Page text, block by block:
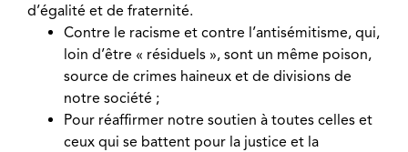
d’égalité et de fraternité.
Contre le racisme et contre l’antisémitisme, qui,
loin d’être « résiduels », sont un même poison,
source de crimes haineux et de divisions de
notre société ;
Pour réaffirmer notre soutien à toutes celles et
ceux qui se battent pour la justice et la